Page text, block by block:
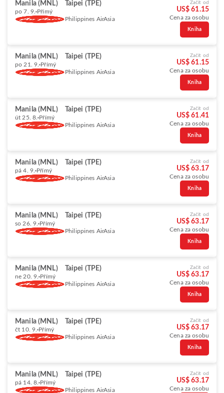
Manila (MNL) Taipei (TPE)
po 7. 9. Přímý
Philippines AirAsia
Začít od
US$ 61.15
Cena za osobu
Kniha
Manila (MNL) Taipei (TPE)
po 21. 9. Přímý
Philippines AirAsia
Začít od
US$ 61.15
Cena za osobu
Kniha
Manila (MNL) Taipei (TPE)
út 25. 8. Přímý
Philippines AirAsia
Začít od
US$ 61.41
Cena za osobu
Kniha
Manila (MNL) Taipei (TPE)
pá 4. 9. Přímý
Philippines AirAsia
Začít od
US$ 63.17
Cena za osobu
Kniha
Manila (MNL) Taipei (TPE)
so 26. 9. Přímý
Philippines AirAsia
Začít od
US$ 63.17
Cena za osobu
Kniha
Manila (MNL) Taipei (TPE)
ne 20. 9. Přímý
Philippines AirAsia
Začít od
US$ 63.17
Cena za osobu
Kniha
Manila (MNL) Taipei (TPE)
čt 10. 9. Přímý
Philippines AirAsia
Začít od
US$ 63.17
Cena za osobu
Kniha
Manila (MNL) Taipei (TPE)
pá 14. 8. Přímý
Philippines AirAsia
Začít od
US$ 63.17
Cena za osobu